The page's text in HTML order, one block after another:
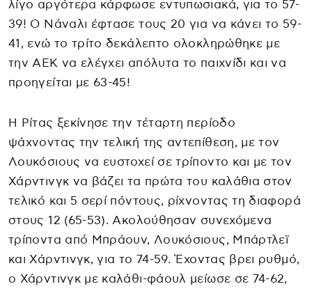
λίγο αργότερα κάρφωσε εντυπωσιακά, για το 57-
39! Ο Νάναλι έφτασε τους 20 για να κάνει το 59-
41, ενώ το τρίτο δεκάλεπτο ολοκληρώθηκε με
την ΑΕΚ να ελέγχει απόλυτα το παιχνίδι και να
προηγείται με 63-45!
Η Ρίτας ξεκίνησε την τέταρτη περίοδο
ψάχνοντας την τελική της αντεπίθεση, με τον
Λουκόσιους να ευστοχεί σε τρίποντο και με τον
Χάρντινγκ να βάζει τα πρώτα του καλάθια στον
τελικό και 5 σερί πόντους, ρίχνοντας τη διαφορά
στους 12 (65-53). Ακολούθησαν συνεχόμενα
τρίποντα από Μπράουν, Λουκόσιους, Μπάρτλεϊ
και Χάρντινγκ, για το 74-59. Έχοντας βρει ρυθμό,
ο Χάρντινγκ με καλάθι-φάουλ μείωσε σε 74-62,